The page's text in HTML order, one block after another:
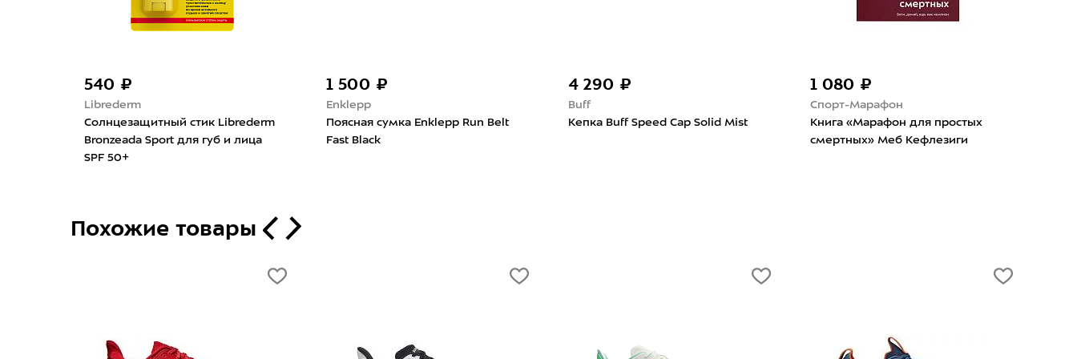
540 ₽
Librederm
Солнцезащитный стик Librederm
Bronzeada Sport для губ и лица
SPF 50+
1 500 ₽
Enklepp
Поясная сумка Enklepp Run Belt
Fast Black
4 290 ₽
Buff
Кепка Buff Speed Cap Solid Mist
1 080 ₽
Спорт-Марафон
Книга «Марафон для простых
смертных» Меб Кефлезиги
Похожие товары